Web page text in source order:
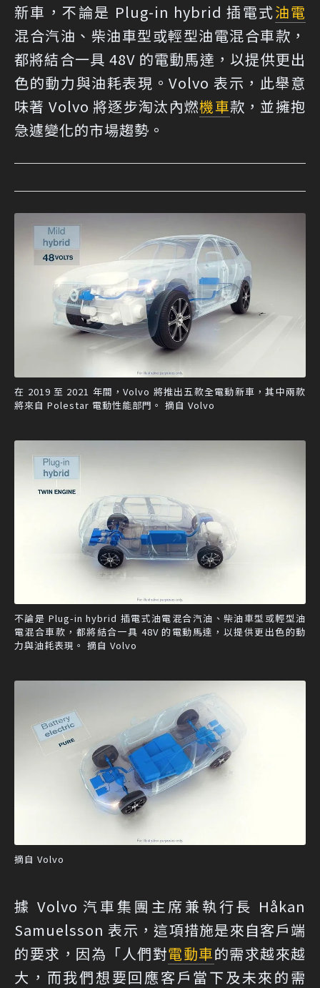
新車，不論是 Plug-in hybrid 插電式油電
混合汽油、柴油車型或輕型油電混合車款，
都將結合一具 48V 的電動馬達，以提供更出
色的動力與油耗表現。Volvo 表示，此舉意
味著 Volvo 將逐步淘汰內燃機車款，並擁抱
急遽變化的市場趨勢。
在 2019 至 2021 年間，Volvo 將推出五款全電動新車，其中兩款
將來自 Polestar 電動性能部門。 摘自 Volvo
不論是 Plug-in hybrid 插電式油電混合汽油、柴油車型或輕型油
電混合車款，都將結合一具 48V 的電動馬達，以提供更出色的動
力與油耗表現。 摘自 Volvo
摘自 Volvo
據 Volvo 汽車集團主席兼執行長 Håkan
Samuelsson 表示，這項措施是來自客戶端
的要求，因為「人們對電動車的需求越來越
大，而我們想要回應客戶當下及未來的需